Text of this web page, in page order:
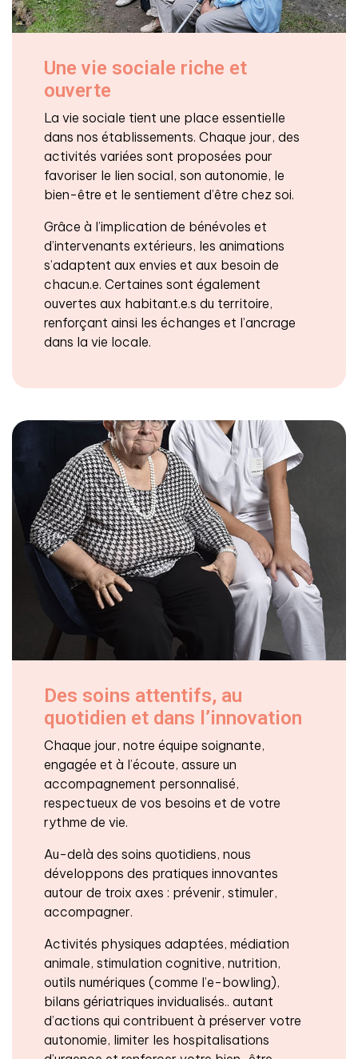
Une vie sociale riche et
ouverte
La vie sociale tient une place essentielle
dans nos établissements. Chaque jour, des
activités variées sont proposées pour
favoriser le lien social, son autonomie, le
bien-être et le sentiement d’être chez soi.
Grâce à l’implication de bénévoles et
d’intervenants extérieurs, les animations
s’adaptent aux envies et aux besoin de
chacun.e. Certaines sont également
ouvertes aux habitant.e.s du territoire,
renforçant ainsi les échanges et l’ancrage
dans la vie locale.
Des soins attentifs, au
quotidien et dans l’innovation
Chaque jour, notre équipe soignante,
engagée et à l’écoute, assure un
accompagnement personnalisé,
respectueux de vos besoins et de votre
rythme de vie.
Au-delà des soins quotidiens, nous
développons des pratiques innovantes
autour de troix axes : prévenir, stimuler,
accompagner.
Activités physiques adaptées, médiation
animale, stimulation cognitive, nutrition,
outils numériques (comme l’e-bowling),
bilans gériatriques invidualisés.. autant
d’actions qui contribuent à préserver votre
autonomie, limiter les hospitalisations